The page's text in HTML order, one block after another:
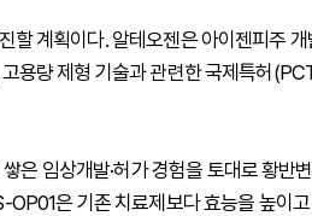
할 계획이다. 알테오젠은 아이젠피주
용량 제형 기술과 관련한 국제특허
은 임상개발·허가 경험을 토대로 황반
은 기존 치료제보다 효능을 높이